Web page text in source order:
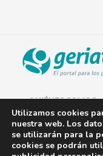
QUIÉNES SOMOS
AVISO LEGAL
POLÍTICA DE
Utilizamos cookies
nuestra web. Los
se utilizarán para la
cookies se podrán